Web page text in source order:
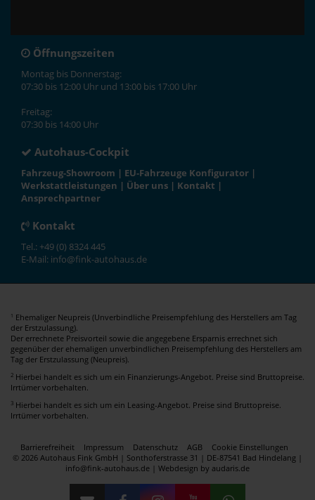
Öffnungszeiten
Montag bis Donnerstag:
07:30 bis 12:00 Uhr und 13:00 bis 17:00 Uhr
Freitag:
07:30 bis 14:00 Uhr
Autohaus-Cockpit
Fahrzeug-Showroom | EU-Fahrzeuge Konfigurator |
Werkstattleistungen | Über uns | Kontakt |
Ansprechpartner
Kontakt
Tel.: +49 (0) 8324 445
E-Mail: info@fink-autohaus.de
1 Ehemaliger Neupreis (Unverbindliche Preisempfehlung des Herstellers am Tag
der Erstzulassung).
Der errechnete Preisvorteil sowie die angegebene Ersparnis errechnet sich
gegenüber der ehemaligen unverbindlichen Preisempfehlung des Herstellers am
Tag der Erstzulassung (Neupreis).
2 Hierbei handelt es sich um ein Finanzierungs-Angebot. Preise sind Bruttopreise.
Irrtümer vorbehalten.
3 Hierbei handelt es sich um ein Leasing-Angebot. Preise sind Bruttopreise.
Irrtümer vorbehalten.
Barrierefreiheit Impressum Datenschutz AGB
Cookie Einstellungen
© 2026 Autohaus Fink GmbH | Sonthoferstrasse 31 | DE-87541 Bad Hindelang |
info@fink-autohaus.de | Webdesign by audaris.de